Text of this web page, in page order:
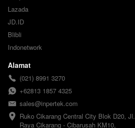
Lazada
JD.ID
Blibli
Indonetwork
Alamat
(021) 8991 3270
+62813 1857 4325
sales@inpertek.com
Ruko Cikarang Central City Blok D20, Jl.
Raya Cikarang - Cibarusah KM10,